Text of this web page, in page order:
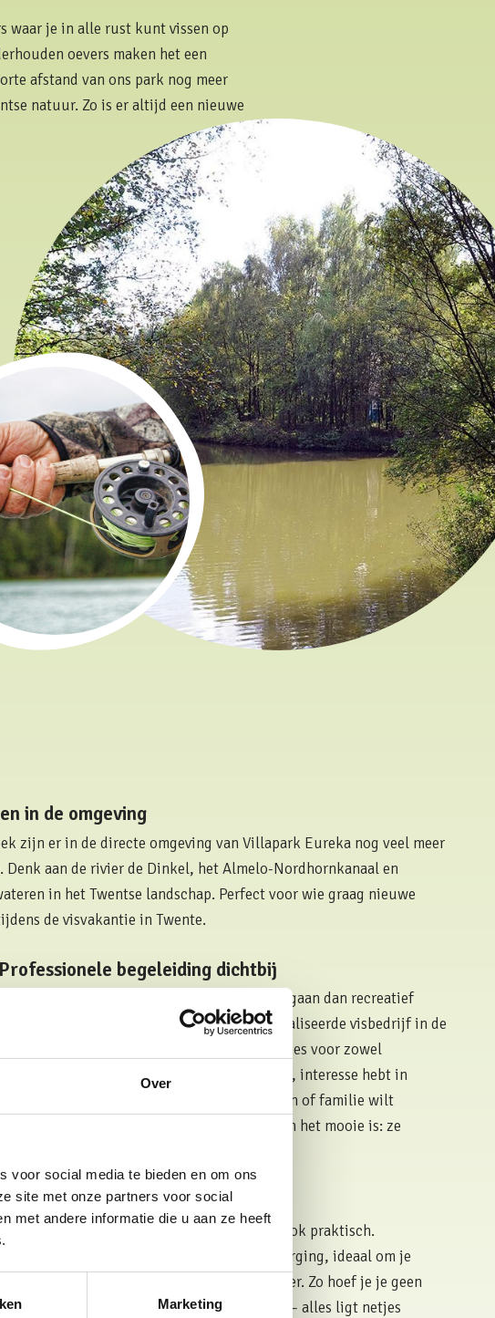
Over
voor social media te bieden en om ons
site met onze partners voor social
met andere informatie die u aan ze heeft
Marketing
waar je in alle rust kunt vissen op
oevers maken het een
afstand van ons park nog meer
natuur. Zo is er altijd een nieuwe
in de omgeving
zijn er in de directe omgeving van Villapark Eureka nog veel meer
Denk aan de rivier de Dinkel, het Almelo-Nordhornkanaal en
in het Twentse landschap. Perfect voor wie graag nieuwe
de visvakantie in Twente.
begeleiding dichtbij
bij Villapark Eureka een stapje verder gaan dan recreatief
een uitstekende keuze. Dit gespecialiseerde visbedrijf in de
professionele begeleiding, clinics en visuitjes voor zowel
vissers. Of je nu wilt leren karpervissen, interesse hebt in
of gewoon een gezellige visdag met vrienden of familie wilt
Vissen zorgt voor een complete ervaring. En het mooie is: ze
je visspullen
verblijf je niet alleen comfortabel, maar ook praktisch.
beschikken over een eigen berging, ideaal om je
droog op te bergen na een dag aan het water. Zo hoef je je geen
over natte hengels of waardevolle uitrusting – alles ligt netjes